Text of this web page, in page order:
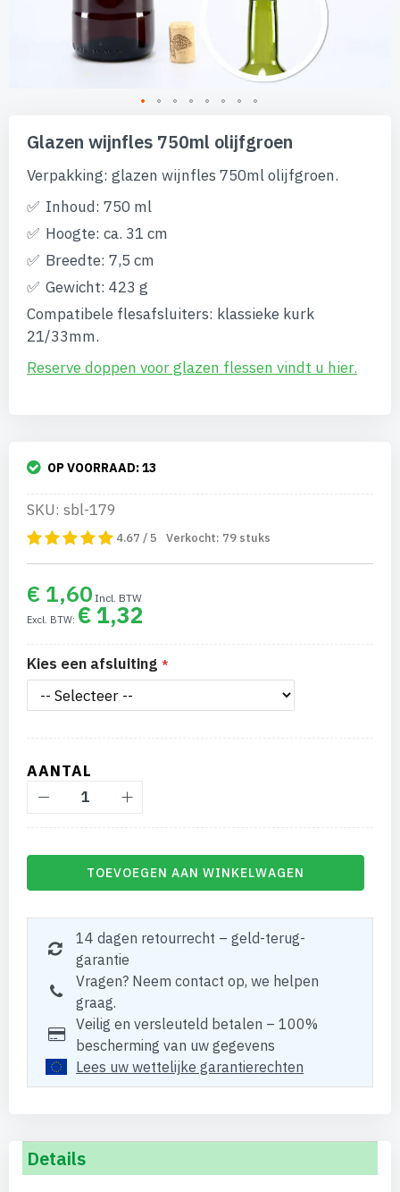
naar
begin
afbeeldingen-
gallerij
Glazen wijnfles 750ml olijfgroen
Verpakking: glazen wijnfles 750ml olijfgroen.
Inhoud: 750 ml
Hoogte: ca. 31 cm
Breedte: 7,5 cm
Gewicht: 423 g
Compatibele flesafsluiters: klassieke kurk
21/33mm.
Reserve doppen voor glazen flessen vindt u hier.
OP VOORRAAD:13
SKU: sbl-179
4.67 / 5 Verkocht: 79 stuks
€ 1,60
€ 1,32
Kies een afsluiting
AANTAL
TOEVOEGEN AAN WINKELWAGEN
14 dagen retourrecht – geld-terug-
garantie
Vragen? Neem contact op, we helpen
graag.
Veilig en versleuteld betalen – 100%
bescherming van uw gegevens
Lees uw wettelijke garantierechten
Details